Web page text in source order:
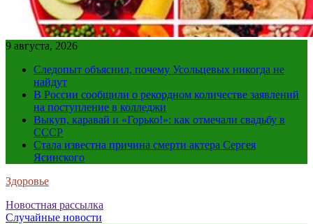
9 августа, 2026
Следопыт объяснил, почему Усольцевых никогда не
найдут
В России сообщили о рекордном количестве заявлений
на поступление в колледжи
Выкуп, каравай и «Горько!»: как отмечали свадьбу в
СССР
Стала известна причина смерти актера Сергея
Ясинского
Здоровье
Новостная рассылка
Случайные новости